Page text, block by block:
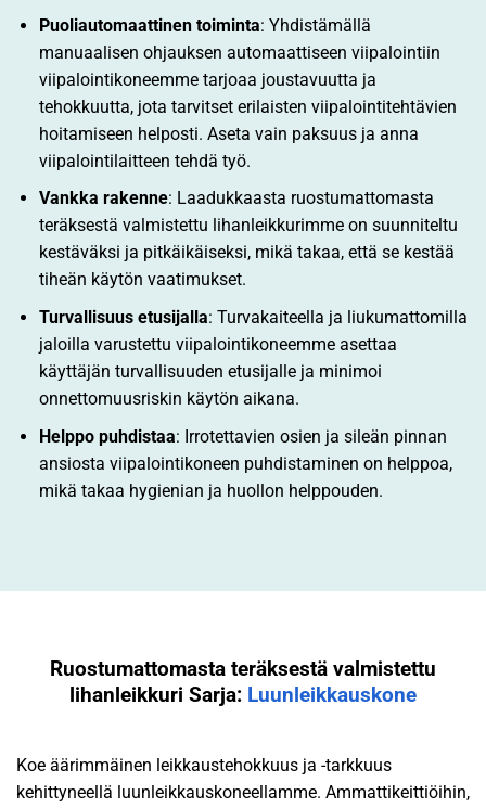
Puoliautomaattinen toiminta: Yhdistämällä
manuaalisen ohjauksen automaattiseen viipalointiin
viipalointikoneemme tarjoaa joustavuutta ja
tehokkuutta, jota tarvitset erilaisten viipalointitehtävien
hoitamiseen helposti. Aseta vain paksuus ja anna
viipalointilaitteen tehdä työ.
Vankka rakenne: Laadukkaasta ruostumattomasta
teräksestä valmistettu lihanleikkurimme on suunniteltu
kestäväksi ja pitkäikäiseksi, mikä takaa, että se kestää
tiheän käytön vaatimukset.
Turvallisuus etusijalla: Turvakaiteella ja liukumattomilla
jaloilla varustettu viipalointikoneemme asettaa
käyttäjän turvallisuuden etusijalle ja minimoi
onnettomuusriskin käytön aikana.
Helppo puhdistaa: Irrotettavien osien ja sileän pinnan
ansiosta viipalointikoneen puhdistaminen on helppoa,
mikä takaa hygienian ja huollon helppouden.
Ruostumattomasta teräksestä valmistettu
lihanleikkuri Sarja: Luunleikkauskone
Koe äärimmäinen leikkaustehokkuus ja -tarkkuus
kehittyneellä luunleikkauskoneellamme. Ammattikeittiöihin,